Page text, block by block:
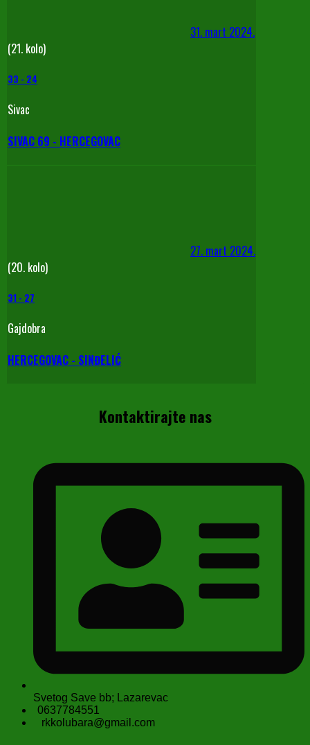
31. mart 2024.
(21. kolo)
33 - 24
Sivac
SIVAC 69 - HERCEGOVAC
27. mart 2024.
(20. kolo)
31 - 27
Gajdobra
HERCEGOVAC - SINĐELIĆ
Kontaktirajte nas
Svetog Save bb; Lazarevac
0637784551
rkkolubara@gmail.com